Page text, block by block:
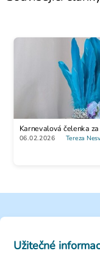
Karnevalová čelenka
06.02.2026 Tereza
Užitečné